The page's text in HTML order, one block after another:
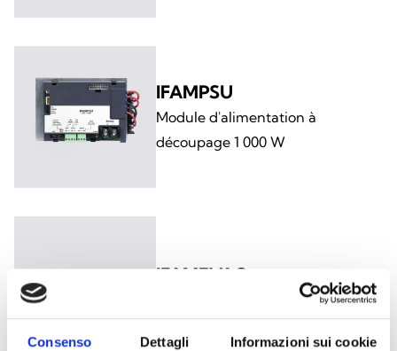
Consenso Dettagli Informazioni sui cookie
IFAMPSU
Module d'alimentation à
découpage 1 000 W
IFAMEVAC
Module matriciel audio